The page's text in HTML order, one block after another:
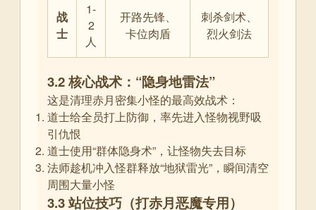
战
士
1-
2
人
开路先锋、
卡位肉盾
刺杀剑术、
烈火剑法
3.2 核心战术：“隐身地雷法”
这是清理赤月密集小怪的最高效战术 ：
道士给全员打上防御，率先进入怪物视野吸
引仇恨
道士使用“群体隐身术”，让怪物失去目标
法师趁机冲入怪群释放“地狱雷光”，瞬间清空
周围大量小怪
3.3 站位技巧（打赤月恶魔专用）